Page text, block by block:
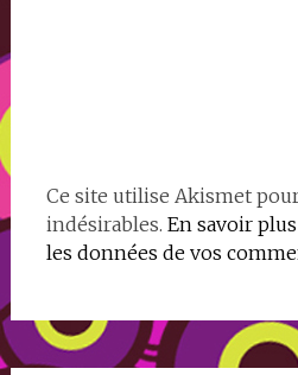
Ce site utilise Akismet
indésirables. En savoir
les données de vos